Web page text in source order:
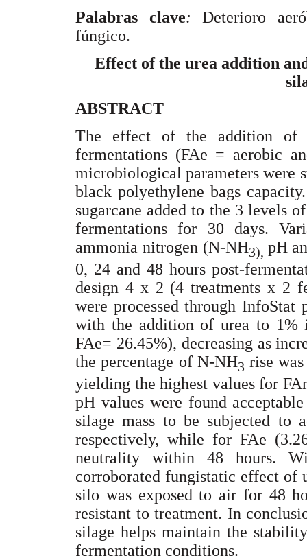
Palabras clave:Deterioro
fúngico.
Effect of the urea addition
ABSTRACT
The effect of the addition of
fermentations (FAe = aerobic
microbiological parameters were
black polyethylene bags
sugarcane added to the 3 levels
fermentations for 30 days.
ammonia nitrogen (N-NH3), pH
0, 24 and 48 hours post-
design 4 x 2 (4 treatments x 2
were processed through InfoStat
with the addition of urea to 1%
FAe= 26.45%), decreasing as
the percentage of N-NH3 rise
yielding the highest values for
pH values were found
silage mass to be subjected to
respectively, while for FAe
neutrality within 48 hours.
corroborated fungistatic effect of
silo was exposed to air for 48
resistant to treatment. In
silage helps maintain the
fermentation conditions.